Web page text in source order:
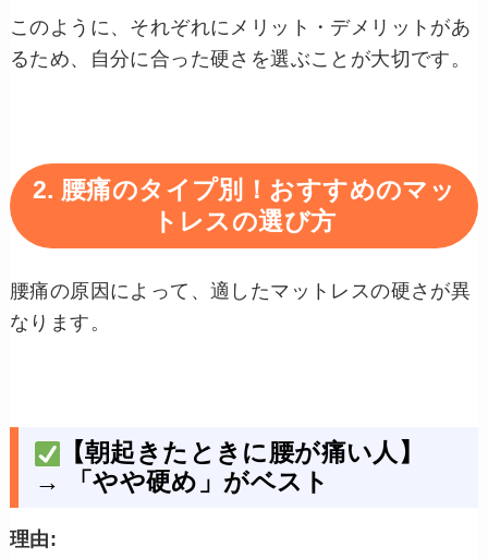
このように、それぞれにメリット・デメリットがあ
るため、自分に合った硬さを選ぶことが大切です。
2. 腰痛のタイプ別！おすすめのマッ
トレスの選び方
腰痛の原因によって、適したマットレスの硬さが異
なります。
【朝起きたときに腰が痛い人】
→
「やや硬め」がベスト
理由: